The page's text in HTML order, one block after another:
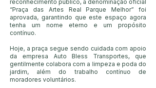
reconhecimento público, a denominação oficial
“Praça das Artes Real Parque Melhor” foi
aprovada, garantindo que este espaço agora
tenha um nome eterno e um propósito
contínuo.
Hoje, a praça segue sendo cuidada com apoio
da empresa Auto Bless Transportes, que
gentilmente colabora com a limpeza e poda do
jardim, além do trabalho contínuo de
moradores voluntários.